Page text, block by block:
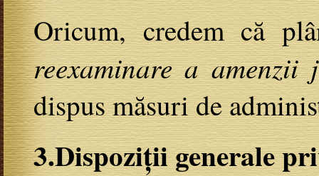
Oricum, credem că
reexaminare a amenzii
dispus măsuri de
3.Dispoziții generale